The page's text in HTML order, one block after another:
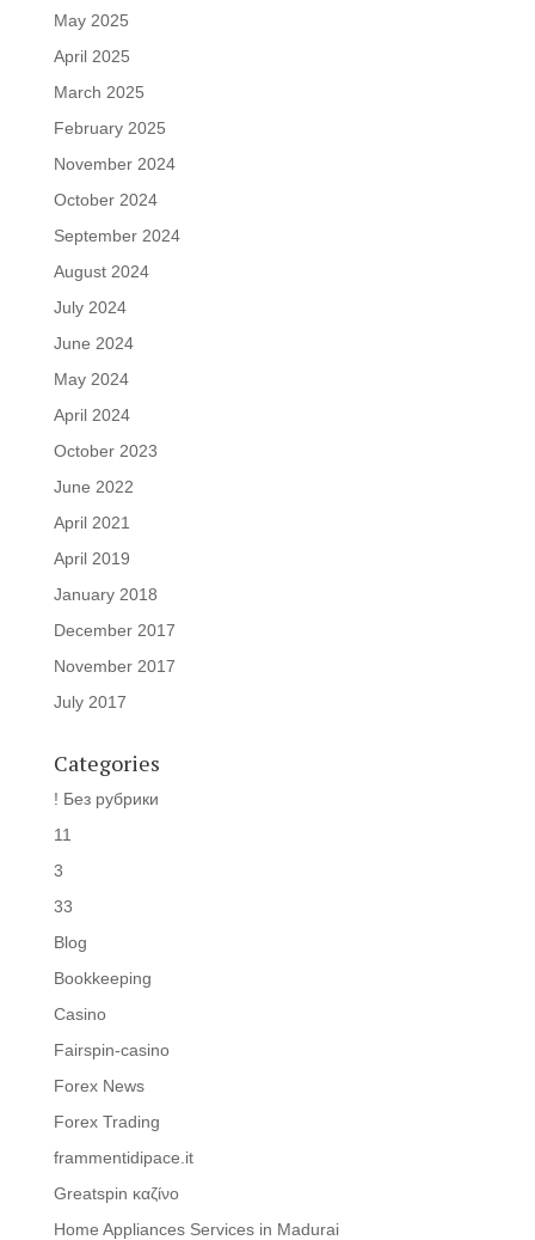
May 2025
April 2025
March 2025
February 2025
November 2024
October 2024
September 2024
August 2024
July 2024
June 2024
May 2024
April 2024
October 2023
June 2022
April 2021
April 2019
January 2018
December 2017
November 2017
July 2017
Categories
! Без рубрики
11
3
33
Blog
Bookkeeping
Casino
Fairspin-casino
Forex News
Forex Trading
frammentidipace.it
Greatspin καζίνο
Home Appliances Services in Madurai